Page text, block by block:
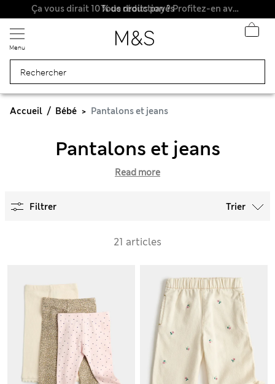
Ça vous dirait 10 % de réduction ? Profitez-en avec davantage de récompenses exclusives en vous inscrivant à Sparks
Tous droits payés
Menu
Accueil Bébé Pantalons et jeans
Pantalons et jeans
Read more
Filtrer Trier
21 articles